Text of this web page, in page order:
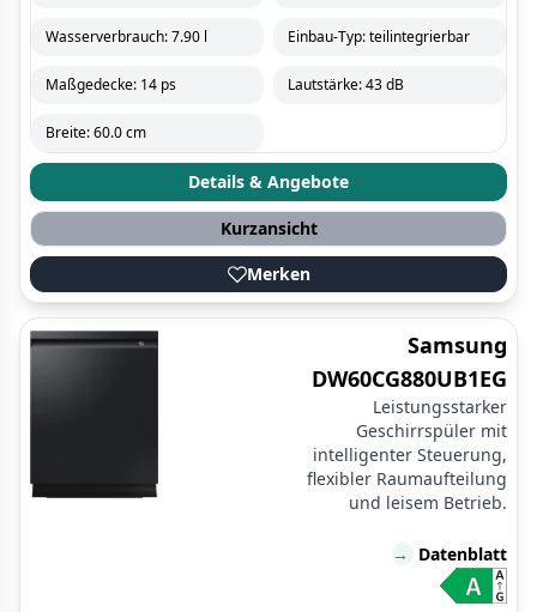
Wasserverbrauch: 7.90 l Einbau-Typ: teilintegrierbar
Maßgedecke: 14 ps Lautstärke: 43 dB
Breite: 60.0 cm
Details & Angebote
Kurzansicht
Merken
Samsung
DW60CG880UB1EG
Leistungsstarker
Geschirrspüler mit
intelligenter Steuerung,
flexibler Raumaufteilung
und leisem Betrieb.
→ Datenblatt